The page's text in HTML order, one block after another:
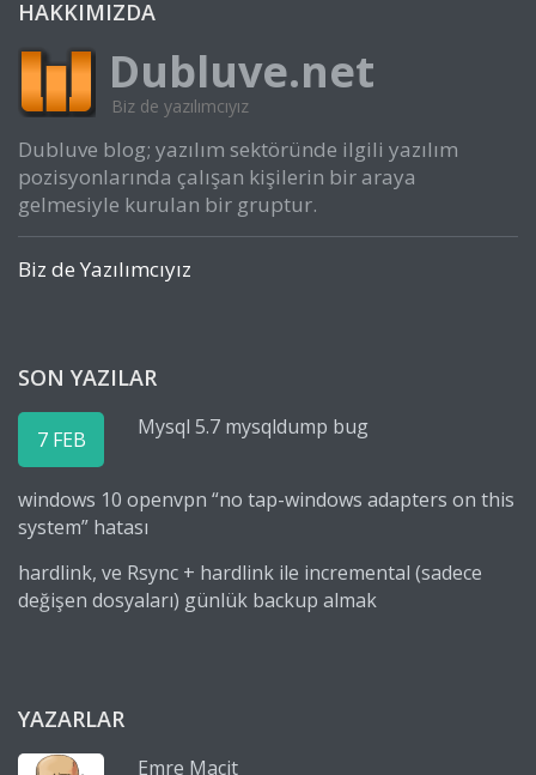
HAKKIMIZDA
Dubluve.net
Biz de yazılımcıyız
Dubluve blog; yazılım sektöründe ilgili yazılım
pozisyonlarında çalışan kişilerin bir araya
gelmesiyle kurulan bir gruptur.
Biz de Yazılımcıyız
SON YAZILAR
7 FEB Mysql 5.7 mysqldump bug
windows 10 openvpn “no tap-windows adapters on this
system” hatası
hardlink, ve Rsync + hardlink ile incremental (sadece
değişen dosyaları) günlük backup almak
YAZARLAR
Emre Macit